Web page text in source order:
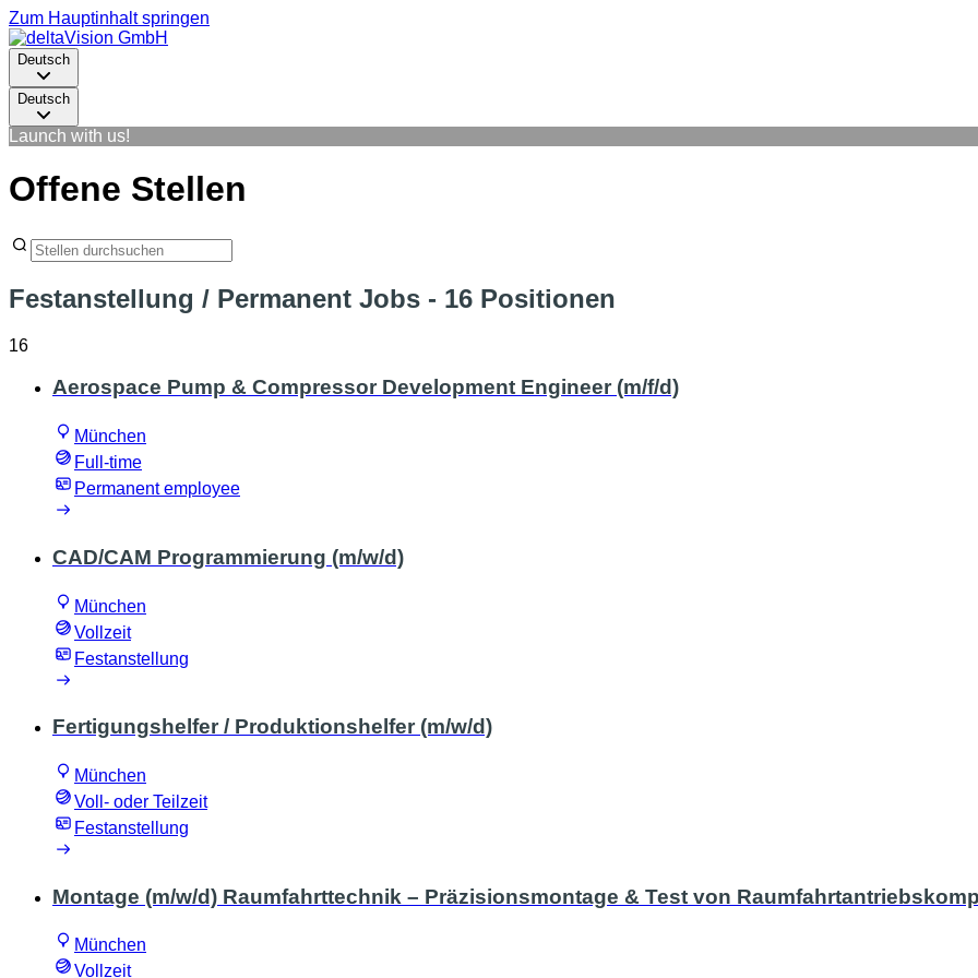
Zum Hauptinhalt springen
Deutsch
Deutsch
Launch with us!
Offene Stellen
Festanstellung / Permanent Jobs - 16 Positionen
16
Aerospace Pump & Compressor Development Engineer (m/f/d)
München
Full-time
Permanent employee
CAD/CAM Programmierung (m/w/d)
München
Vollzeit
Festanstellung
Fertigungshelfer / Produktionshelfer (m/w/d)
München
Voll- oder Teilzeit
Festanstellung
Montage (m/w/d) Raumfahrttechnik – Präzisionsmontage & Test von
München
Vollzeit